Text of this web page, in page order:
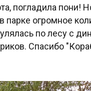
погладила пони!
парке огромное
по лесу с
Спасибо